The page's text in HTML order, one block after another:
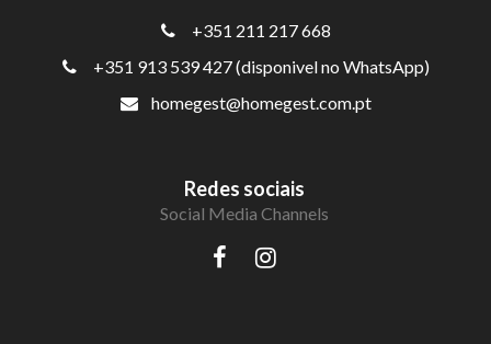
+351 211 217 668
+351 913 539 427 (disponivel no WhatsApp)
homegest@homegest.com.pt
Redes sociais
Social Media Channels